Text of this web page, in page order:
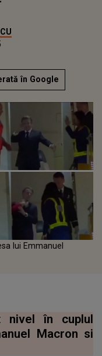
în Google
lui Emmanuel
nivel în cuplul
Macron si